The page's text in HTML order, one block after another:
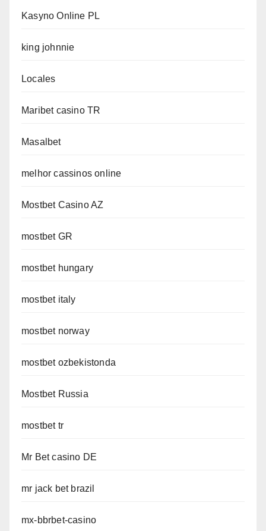
Kasyno Online PL
king johnnie
Locales
Maribet casino TR
Masalbet
melhor cassinos online
Mostbet Casino AZ
mostbet GR
mostbet hungary
mostbet italy
mostbet norway
mostbet ozbekistonda
Mostbet Russia
mostbet tr
Mr Bet casino DE
mr jack bet brazil
mx-bbrbet-casino